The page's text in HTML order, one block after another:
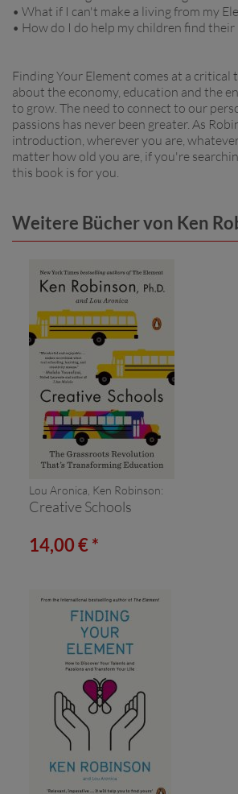
• What if I can't make a living from my
• How do I do help my children find their
Finding Your Element comes at a critical
about the economy, education and the
to grow. The need to connect to our
passions has never been greater. As
introduction, wherever you are,
matter how old you are, if you're
this book is for you.
Weitere Bücher von Ken
Lou Aronica, Ken Robinson:
Creative Schools
14,00 € *